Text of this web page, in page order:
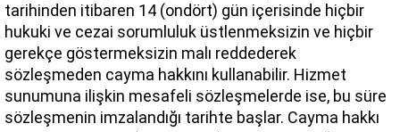
tarihinden itibaren 14 (ondört) gün içerisinde hiçbir
hukuki ve cezai sorumluluk üstlenmeksizin ve hiçbir
gerekçe göstermeksizin malı reddederek
sözleşmeden cayma hakkını kullanabilir. Hizmet
sunumuna ilişkin mesafeli sözleşmelerde ise, bu süre
sözleşmenin imzalandığı tarihte başlar. Cayma hakkı